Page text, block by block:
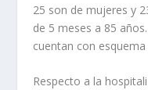
25 son de mujeres y
de 5 meses a 85
cuentan con
Respecto a la